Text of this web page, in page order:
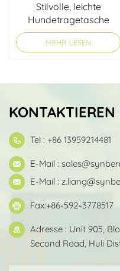
Stilvolle, leichte
Hundetragetasche
MEHR LESEN
KONTAKTIEREN
Tel : +86 13959214481
E-Mail :
E-Mail :
Fax:+86-592-3778517
Adresse : Unit 905,
Second Road, Huli